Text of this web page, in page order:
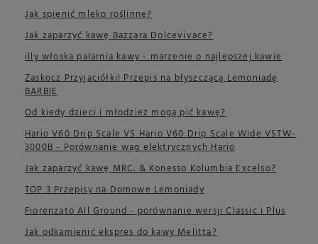
Jak spienić mleko roślinne?
Jak zaparzyć kawę Bazzara Dolcevivace?
illy włoska palarnia kawy - marzenie o najlepszej kawie
Zaskocz Przyjaciółki! Przepis na błyszczącą Lemoniadę
BARBIE
Od kiedy dzieci i młodzież mogą pić kawę?
Hario V60 Drip Scale VS Hario V60 Drip Scale Wide VSTW-
3000B - Porównanie wag elektrycznych Hario
Jak zaparzyć kawę MRC. & Konesso Kolumbia Excelso?
TOP 3 Przepisy na Domowe Lemoniady
Fiorenzato All Ground - porównanie wersji Classic i Plus
Jak odkamienić ekspres do kawy Melitta?